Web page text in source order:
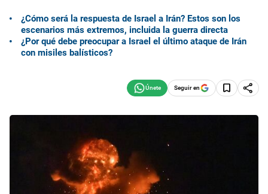
¿Cómo será la respuesta de Israel a Irán? Estos son los
escenarios más extremos, incluida la guerra directa
¿Por qué debe preocupar a Israel el último ataque de Irán
con misiles balísticos?
Seguir en